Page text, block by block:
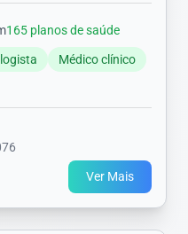
165 planos de saúde
Médico clínico
Ver Mais